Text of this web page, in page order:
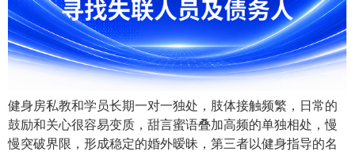
健身房私教和学员长期一对一独处，肢体接触频繁，日常的
鼓励和关心很容易变质，甜言蜜语叠加高频的单独相处，慢
慢突破界限，形成稳定的婚外暧昧，第三者以健身指导的名